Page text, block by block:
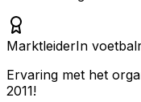
MarktleiderIn
Ervaring met het
2011!